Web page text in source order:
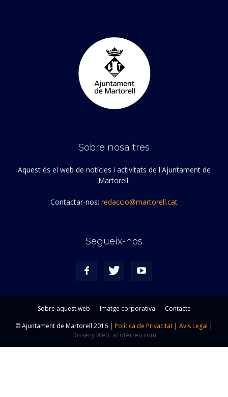
Sobre nosaltres
Aquest és el web de notícies i activitats de l'Ajuntament de
Martorell.
Contactar-nos: redaccio@martorell.cat
Segueix-nos
Sobre aquest web Imatge corporativa
Contacte
© Ajuntament de Martorell 2016 | Política de Privacitat | Avis Legal |
Disseny Web: aTotArreu.com